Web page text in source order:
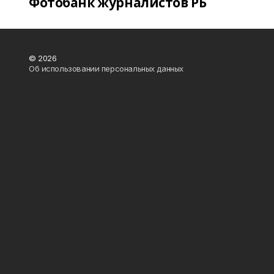
© 2026
Об использовании персональных данных